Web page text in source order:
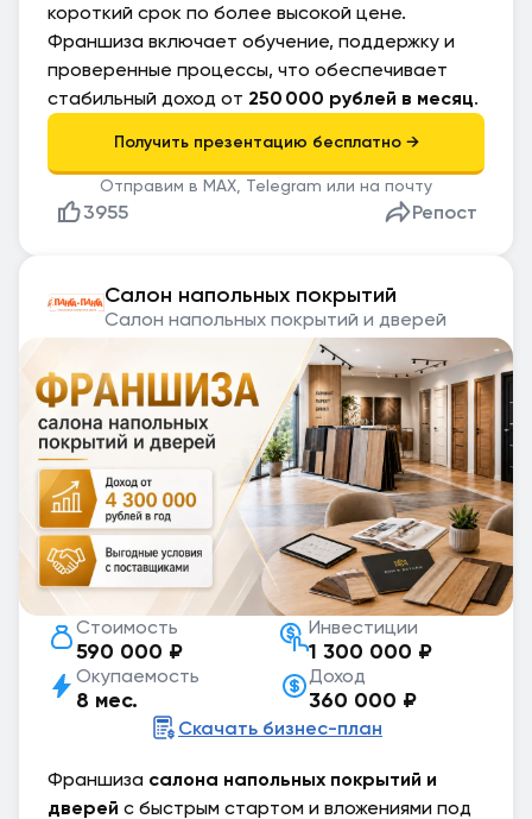
короткий срок по более высокой цене.
Франшиза включает обучение, поддержку и
проверенные процессы, что обеспечивает
стабильный доход от 250 000 рублей в месяц.
Отправим в MAX, Telegram или на почту
Репост
3955
Салон напольных покрытий
Салон напольных покрытий и дверей
Стоимость
590 000 ₽
Инвестиции
1 300 000 ₽
Окупаемость
8 мес.
Доход
360 000 ₽
Франшиза салона напольных покрытий и
дверей с быстрым стартом и вложениями под
Скачать бизнес-план